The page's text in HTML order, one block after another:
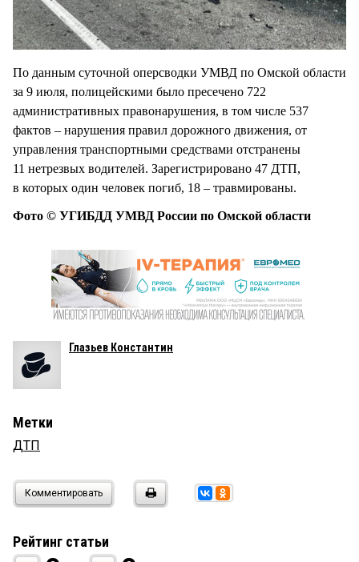
По данным суточной оперсводки УМВД по Омской области
за 9 июля, полицейскими было пресечено 722
административных правонарушения, в том числе 537
фактов – нарушения правил дорожного движения, от
управления транспортными средствами отстранены
11 нетрезвых водителей. Зарегистрировано 47 ДТП,
в которых один человек погиб, 18 – травмированы.
Фото © УГИБДД УМВД России по Омской области
Глазьев Константин
Метки
ДТП
Комментировать
Рейтинг статьи